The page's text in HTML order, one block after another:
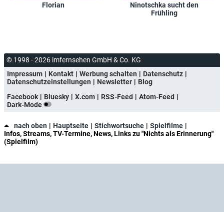
Florian
Ninotschka sucht den
Frühling
© 1998 - 2026 imfernsehen GmbH & Co. KG
Impressum
Kontakt Werbung schalten
Datenschutz
Datenschutzeinstellungen
Newsletter
Blog
Facebook
Bluesky X.com RSS-Feed
Atom-Feed
Dark-Mode
nach oben Hauptseite Stichwortsuche
Spielfilme
Infos, Streams, TV-Termine, News, Links zu "Nichts als Erinnerung"
(Spielfilm)